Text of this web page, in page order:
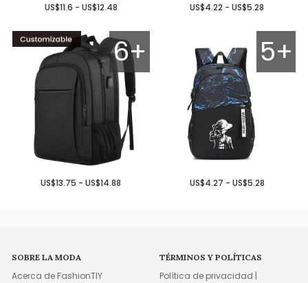
US$11.6 - US$12.48 US$4.22 - US$5.28
6+
US$13.75 - US$14.88
5+
US$4.27 - US$5.28
SOBRE LA MODA
Acerca de FashionTIY
TÉRMINOS Y POLÍTICAS
Política de privacidad |